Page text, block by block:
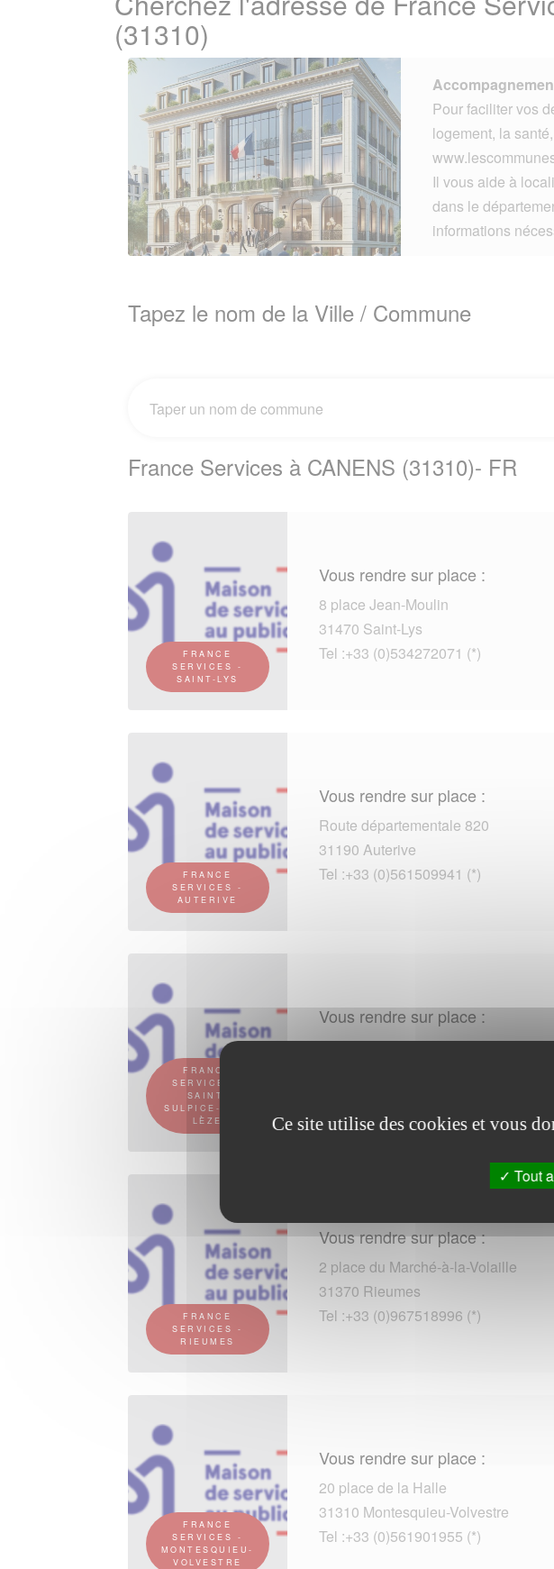
(31310)
Pour faciliter vos
logement, la
Il vous aide à
dans le
informations
Tapez le nom de la Ville / Commune
France Services à CANENS (31310)- FR
FRANCE
SERVICES -
SAINT-LYS
Vous rendre sur place :
8 place Jean-Moulin
31470 Saint-Lys
Tel :+33 (0)534272071 (*)
FRANCE
SERVICES -
AUTERIVE
Vous rendre sur place :
Route départementale 820
31190 Auterive
Tel :+33 (0)561509941 (*)
FRANCE
SERVICES -
SAINT-
SULPICE-SUR-
LÈZE
Vous rendre sur place :
place de l Hôtel de Ville
FRANCE
SERVICES -
RIEUMES
Vous rendre sur place :
2 place du Marché-à-la-Volaille
31370 Rieumes
Tel :+33 (0)967518996 (*)
FRANCE
SERVICES -
MONTESQUIEU-
VOLVESTRE
Vous rendre sur place :
20 place de la Halle
31310 Montesquieu-Volvestre
Tel :+33 (0)561901955 (*)
Ce site utilise des cookies et vous
Tout